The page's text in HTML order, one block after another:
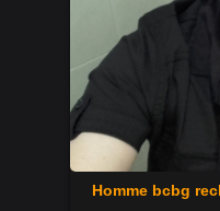
Homme bcbg